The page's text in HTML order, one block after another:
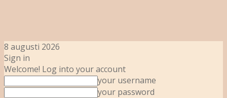
8 augusti 2026
Sign in
Welcome! Log into your account
your username
your password